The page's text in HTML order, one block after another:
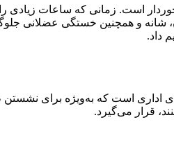
است. زمانی که ساعات زیادی
شانه و همچنین خستگی عضلانی
داد.
اداری است که به‌ویژه برای
قرار می‌گیرد.